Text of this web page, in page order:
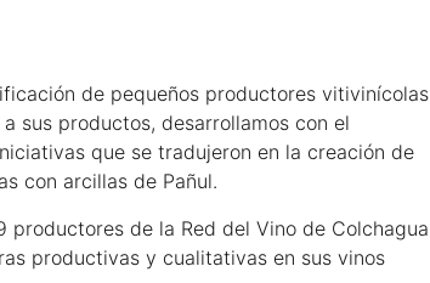
de pequeños productores vitivinícolas
sus productos, desarrollamos con el
que se tradujeron en la creación de
con arcillas de Pañul.
productores de la Red del Vino de Colchagua
productivas y cualitativas en sus vinos